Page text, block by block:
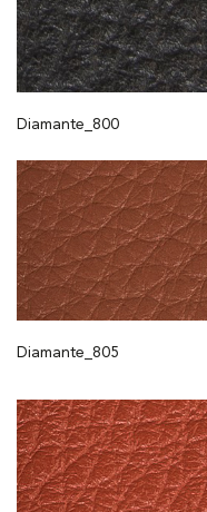
Diamante_800
Diamante_805